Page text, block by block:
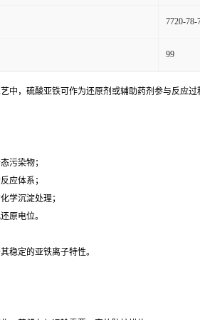
7720-78-
99
中，硫酸亚铁可作为还原剂或辅助药剂参与反应过
污染物；
应体系；
学沉淀处理；
原电位。
稳定的亚铁离子特性。